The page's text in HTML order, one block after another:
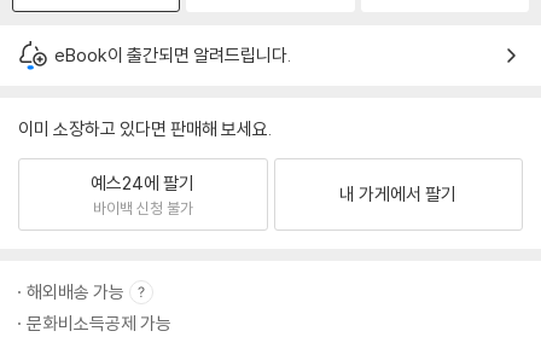
eBook이 출간되면 알려드립니다.
이미 소장하고 있다면 판매해 보세요.
예스24에 팔기
바이백 신청 불가
내 가게에서 팔기
해외배송 가능
문화비소득공제 가능